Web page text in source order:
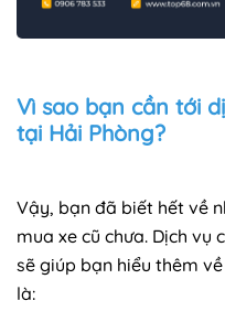
Vì sao bạn cần tới
tại Hải Phòng?
Vậy, bạn đã biết hết về
mua xe cũ chưa. Dịch vụ
sẽ giúp bạn hiểu thêm
là: